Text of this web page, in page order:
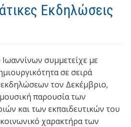
Εκδηλώσεις
συμμετείχε με
σε σειρά
εκδηλώσεων τον Δεκέμβριο,
παρουσία των
και των εκπαιδευτικών του
χαρακτήρα των